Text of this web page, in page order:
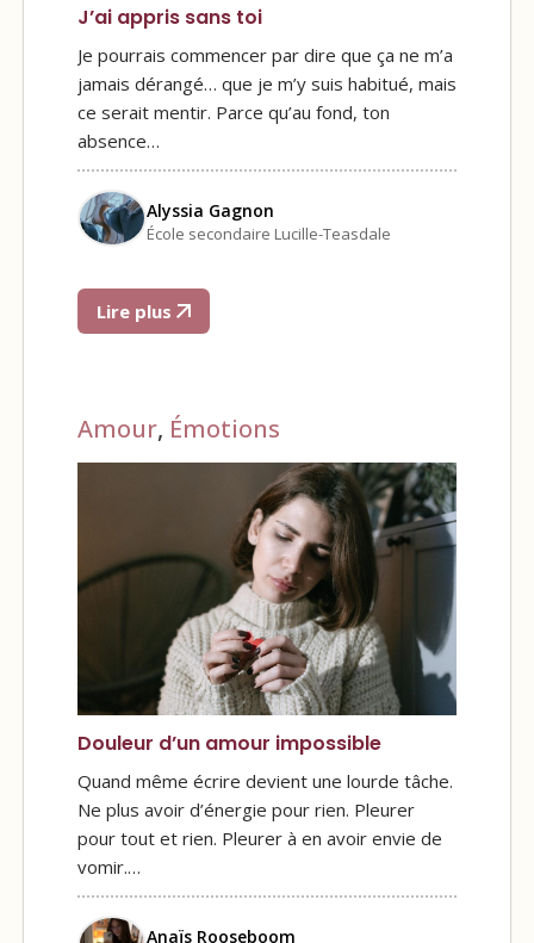
J’ai appris sans toi
Je pourrais commencer par dire que ça ne m’a
jamais dérangé… que je m’y suis habitué, mais
ce serait mentir. Parce qu’au fond, ton
absence…
Alyssia Gagnon
École secondaire Lucille-Teasdale
Lire plus
Amour, Émotions
Douleur d’un amour impossible
Quand même écrire devient une lourde tâche.
Ne plus avoir d’énergie pour rien. Pleurer
pour tout et rien. Pleurer à en avoir envie de
vomir.…
Anaïs Rooseboom